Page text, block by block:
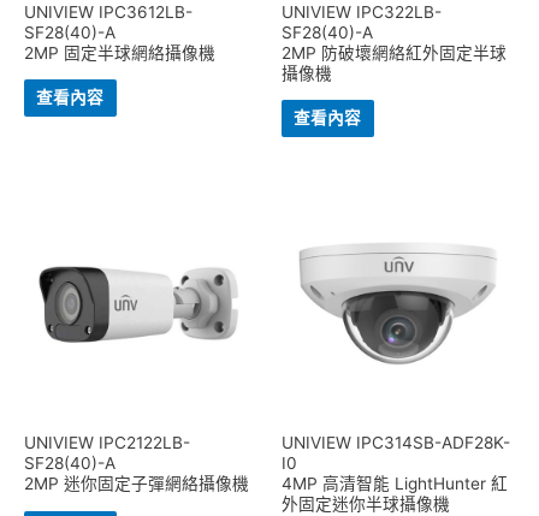
UNIVIEW IPC3612LB-
SF28(40)-A
2MP 固定半球網絡攝像機
查看內容
UNIVIEW IPC322LB-
SF28(40)-A
2MP 防破壞網絡紅外固定半球
攝像機
查看內容
UNIVIEW IPC2122LB-
SF28(40)-A
2MP 迷你固定子彈網絡攝像機
UNIVIEW IPC314SB-ADF28K-
I0
4MP 高清智能 LightHunter 紅
外固定迷你半球攝像機